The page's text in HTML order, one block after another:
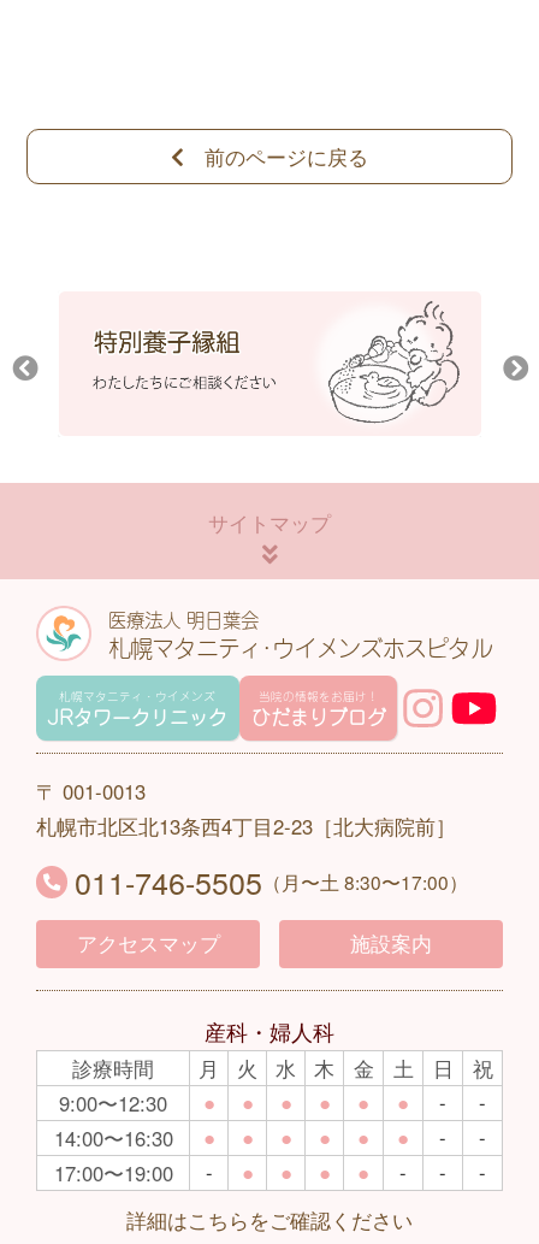
前のページに戻る
サイトマップ
医療法人 明日葉会
札幌マタニティ･ウイメンズホスピタル
札幌マタニティ・ウイメンズ
JRタワークリニック
当院の情報をお届け！
ひだまりブログ
〒 001-0013
札幌市北区北13条西4丁目2-23［北大病院前］
011-746-5505 （月〜土 8:30〜17:00）
アクセスマップ 施設案内
産科・婦人科
診療時間 月 火 水 木 金 土 日
祝
9:00〜12:30
● ● ● ● ● ● -
-
14:00〜16:30
● ● ● ● ● ● -
-
17:00〜19:00
- ● ● ● ● - -
-
詳細はこちらをご確認ください